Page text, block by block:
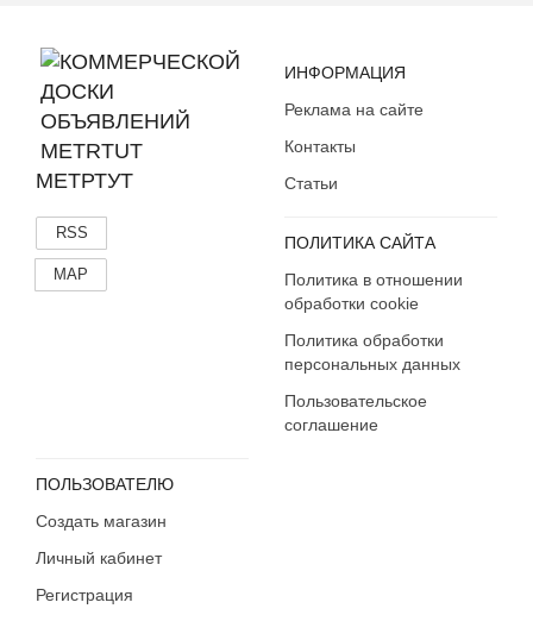
МЕТРТУТ
RSS
MAP
ИНФОРМАЦИЯ
Реклама на сайте
Контакты
Статьи
ПОЛИТИКА САЙТА
Политика в отношении
обработки cookie
Политика обработки
персональных данных
Пользовательское
соглашение
ПОЛЬЗОВАТЕЛЮ
Создать магазин
Личный кабинет
Регистрация